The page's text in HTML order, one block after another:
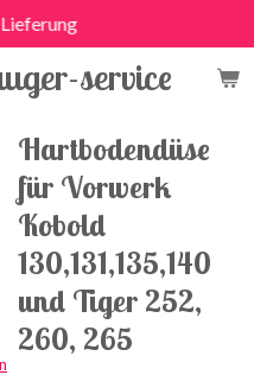
service
Hartbodendüse
für Vorwerk
Kobold
130,131,135,140
und Tiger 252,
260, 265